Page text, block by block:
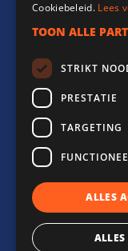
Cookiebeleid. Lees
TOON ALLE
STRIKT
PRESTATIE
TARGETING
ALLES
ALLES